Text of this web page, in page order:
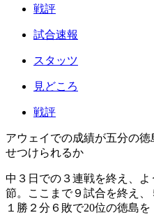
戦評
試合速報
スタッツ
見どころ
戦評
アウェイでの成績が五分の
せつけられるか
中３日での３連戦を終え、
節。ここまで９試合を終え、
１勝２分６敗で20位の徳島